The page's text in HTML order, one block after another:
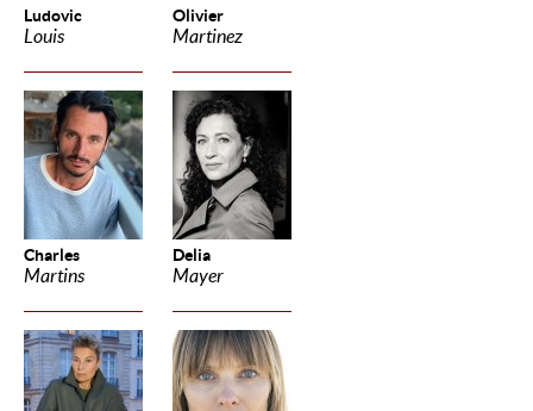
Ludovic
Louis
Olivier
Martinez
Charles
Martins
Delia
Mayer